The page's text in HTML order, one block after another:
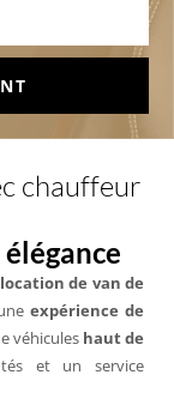
chauffeur
location de van de
expérience de
véhicules haut de
et un service